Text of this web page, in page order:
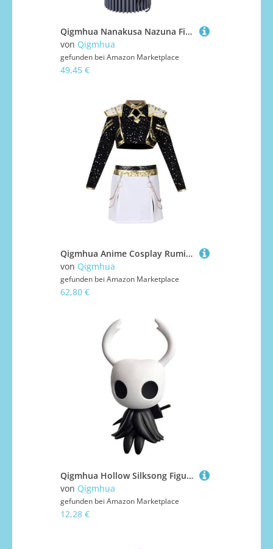
Qigmhua Nanakusa Nazuna Figur Anime Niedliches Figuren Mädchen Statue Nanakusa Nazuna Handmade Sitzend Modell Schreibtisch Dekor
von Qigmhua
gefunden bei Amazon Marketplace
49,45 €
Qigmhua Anime Cosplay Rumi/Mira/Zoey Kostüm Mit Zubehör Anime Idol Kostüm Halloween für Frauen Cosplay Schwarz und Goldfarben Kleid
von Qigmhua
gefunden bei Amazon Marketplace
62,80 €
Qigmhua Hollow Silksong Figur Hornet-Can Statue Sitzend 10cm Niedliches Game Figuren Hollow Actionfigur PVC-Modell Nudelstopper Home Dekor
von Qigmhua
gefunden bei Amazon Marketplace
12,28 €